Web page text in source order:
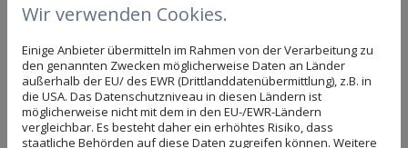
oder das Haus eines verstorbenen Angehörigen
äußerst diskret. Die besenreine Übergabe, die
fachgerechte Entsorgung und unsere pünktliche und
zuverlässige Arbeitsweise sind deshalb für uns
selbstverständlich. Eine termingerechte und
Wir verwenden Cookies.
Einige Anbieter übermitteln im Rahmen von der Verarbeitung zu
den genannten Zwecken möglicherweise Daten an Länder
außerhalb der EU/ des EWR (Drittlanddatenübermittlung), z.B. in
die USA. Das Datenschutzniveau in diesen Ländern ist
möglicherweise nicht mit dem in den EU-/EWR-Ländern
vergleichbar. Es besteht daher ein erhöhtes Risiko, dass
staatliche Behörden auf diese Daten zugreifen können. Weitere